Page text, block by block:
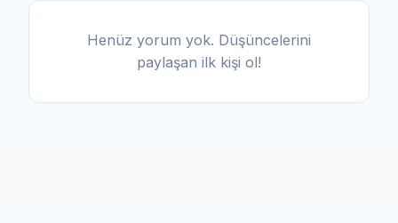
Henüz yorum yok. Düşüncelerini
paylaşan ilk kişi ol!